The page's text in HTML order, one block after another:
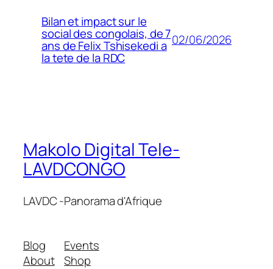
Bilan et impact sur le
social des congolais, de 7
ans de Felix Tshisekedi a
la tete de la RDC
02/06/2026
Makolo Digital Tele-
LAVDCONGO
LAVDC -Panorama d'Afrique
Blog
About
Events
Shop